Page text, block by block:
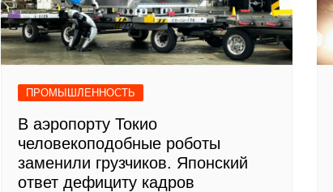
ПРОМЫШЛЕННОСТЬ
В аэропорту Токио
человекоподобные роботы
заменили грузчиков. Японский
ответ дефициту кадров